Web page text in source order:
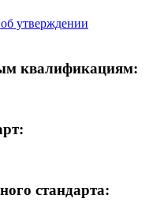
утверждении
квалификациям:
стандарта: